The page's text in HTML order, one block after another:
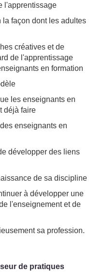
l'apprentissage
la façon dont les adultes
créatives et de
de l'apprentissage
en formation
les enseignants en
déjà faire
enseignants en
développer des liens
de sa discipline
à développer une
l'enseignement et de
sa profession.
de pratiques